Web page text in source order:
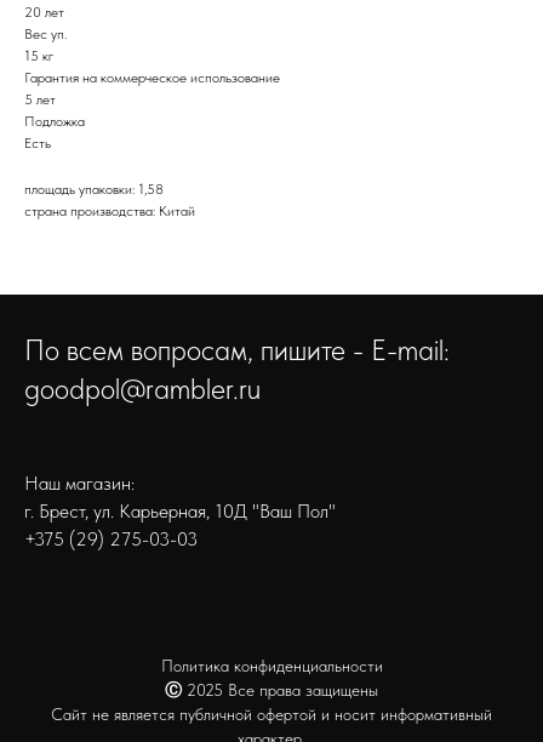
20 лет
Вес уп.
15 кг
Гарантия на коммерческое использование
5 лет
Подложка
Есть
площадь упаковки: 1,58
страна производства: Китай
По всем вопросам, пишите - E-mail:
goodpol@rambler.ru
Наш магазин:
г. Брест, ул. Карьерная, 10Д "Ваш Пол"
+375 (29) 275-03-03
Политика конфиденциальности
Ⓒ 2025 Все права защищены
Сайт не является публичной офертой и носит информативный